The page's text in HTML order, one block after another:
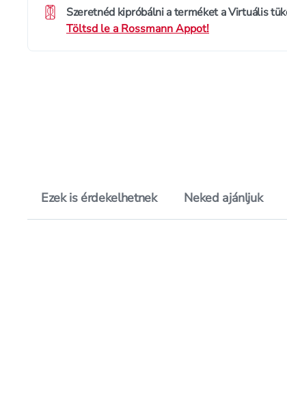
Szeretnéd kipróbálni a terméket a Virtuális
Töltsd le a Rossmann Appot!
Ezek is érdekelhetnek Neked ajánljuk